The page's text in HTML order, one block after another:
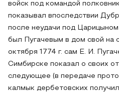
войск под командой
показывал впоследствии
после неудачи под
был Пугачевым в дом свой на
октября 1774 г. сам Е. И.
Симбирске показал о своих
следующее (в передаче
калмык дербетовских